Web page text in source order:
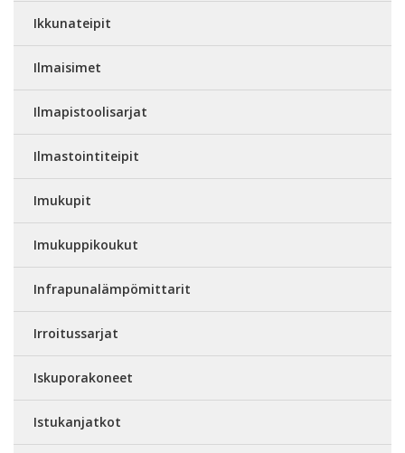
Ikkunateipit
Ilmaisimet
Ilmapistoolisarjat
Ilmastointiteipit
Imukupit
Imukuppikoukut
Infrapunalämpömittarit
Irroitussarjat
Iskuporakoneet
Istukanjatkot